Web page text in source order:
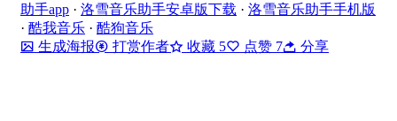
助手app · 洛雪音乐助手安卓版下载 · 洛雪音乐助手手机版
· 酷我音乐 · 酷狗音乐
生成海报
打赏作者 收藏 5 点赞 7 分享